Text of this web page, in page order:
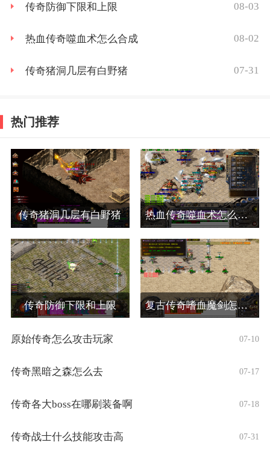
传奇防御下限和上限 08-03
热血传奇噬血术怎么合成 08-02
传奇猪洞几层有白野猪 07-31
热门推荐
传奇猪洞几层有白野猪 热血传奇噬血术怎么合成
传奇防御下限和上限 复古传奇嗜血魔剑怎么弄的啊
原始传奇怎么攻击玩家 07-10
传奇黑暗之森怎么去 07-17
传奇各大boss在哪刷装备啊 07-18
传奇战士什么技能攻击高 07-31